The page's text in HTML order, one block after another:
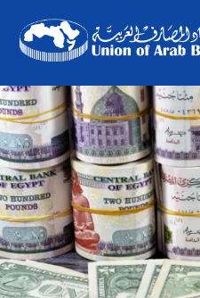
content